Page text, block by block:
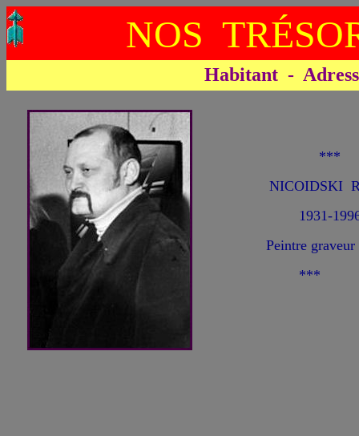
NOS
Habitant -
***
NICOIDSKI
1931-
Peintre graveur
***